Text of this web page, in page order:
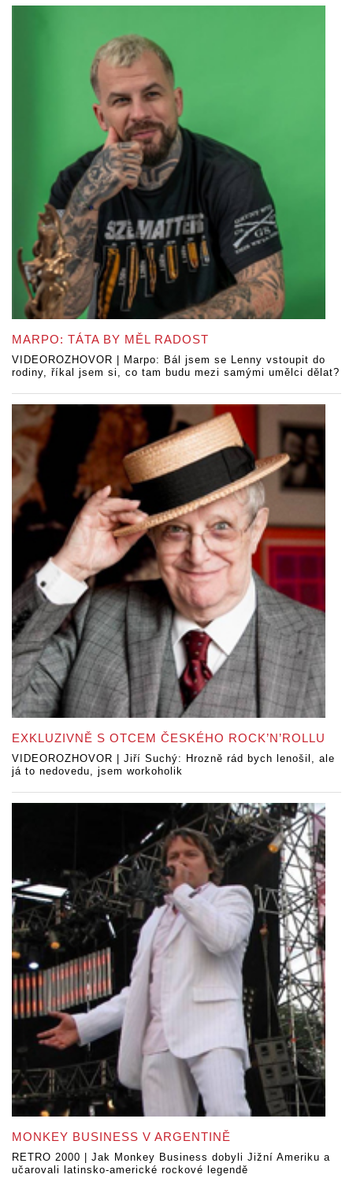
MARPO: TÁTA BY MĚL RADOST
VIDEOROZHOVOR | Marpo: Bál jsem se Lenny vstoupit do
rodiny, říkal jsem si, co tam budu mezi samými umělci dělat?
EXKLUZIVNĚ S OTCEM ČESKÉHO ROCK’N’ROLLU
VIDEOROZHOVOR | Jiří Suchý: Hrozně rád bych lenošil, ale
já to nedovedu, jsem workoholik
MONKEY BUSINESS V ARGENTINĚ
RETRO 2000 | Jak Monkey Business dobyli Jižní Ameriku a
učarovali latinsko-americké rockové legendě